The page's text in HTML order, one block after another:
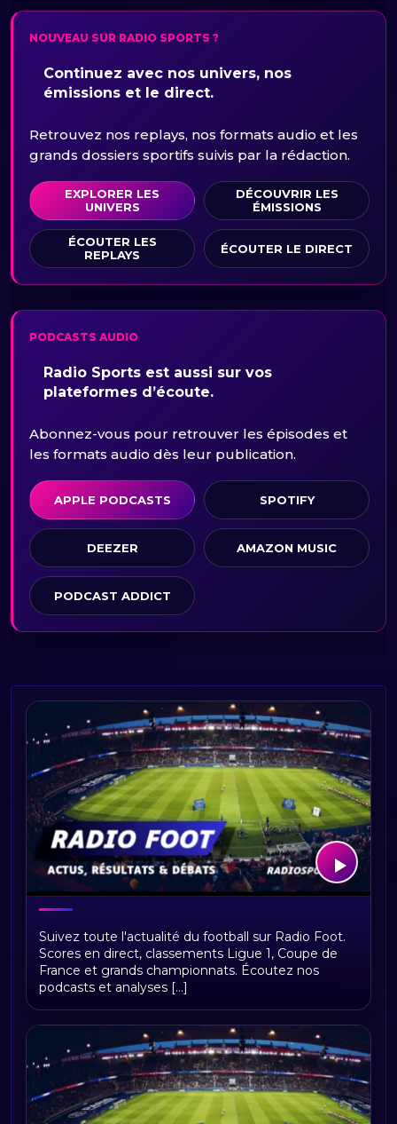
NOUVEAU SUR RADIO SPORTS ?
Continuez avec nos univers, nos
émissions et le direct.
Retrouvez nos replays, nos formats audio et les
grands dossiers sportifs suivis par la rédaction.
EXPLORER LES
UNIVERS
DÉCOUVRIR LES
ÉMISSIONS
ÉCOUTER LES
REPLAYS
ÉCOUTER LE DIRECT
PODCASTS AUDIO
Radio Sports est aussi sur vos
plateformes d’écoute.
Abonnez-vous pour retrouver les épisodes et
les formats audio dès leur publication.
APPLE PODCASTS SPOTIFY
DEEZER AMAZON MUSIC
PODCAST ADDICT
Bienvenue sur Radio Foot !
Suivez toute l'actualité du football sur Radio Foot.
Scores en direct, classements Ligue 1, Coupe de
France et grands championnats. Écoutez nos
podcasts et analyses [...]